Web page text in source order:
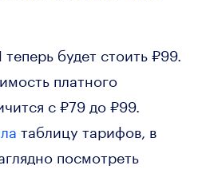
будет стоить ₽99.
платного
с ₽79 до ₽99.
таблицу тарифов, в
посмотреть